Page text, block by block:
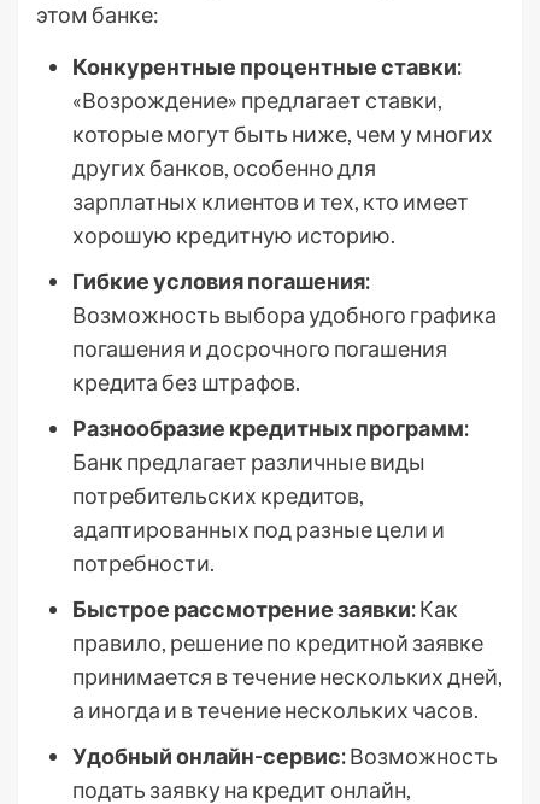
этом банке:
Конкурентные процентные ставки:
«Возрождение» предлагает ставки,
которые могут быть ниже, чем у многих
других банков, особенно для
зарплатных клиентов и тех, кто имеет
хорошую кредитную историю.
Гибкие условия погашения:
Возможность выбора удобного графика
погашения и досрочного погашения
кредита без штрафов.
Разнообразие кредитных программ:
Банк предлагает различные виды
потребительских кредитов,
адаптированных под разные цели и
потребности.
Быстрое рассмотрение заявки:Как
правило, решение по кредитной заявке
принимается в течение нескольких дней,
а иногда и в течение нескольких часов.
Удобный онлайн-сервис:Возможность
подать заявку на кредит онлайн,